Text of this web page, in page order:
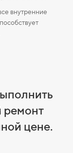
внутренние
ремонт
цене.